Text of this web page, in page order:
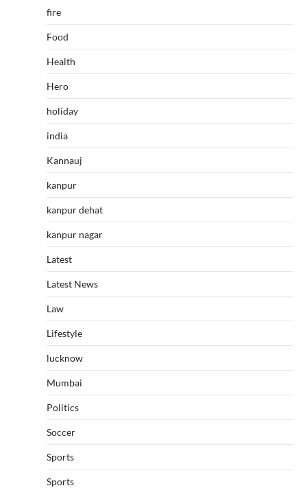
fire
Food
Health
Hero
holiday
india
Kannauj
kanpur
kanpur dehat
kanpur nagar
Latest
Latest News
Law
Lifestyle
lucknow
Mumbai
Politics
Soccer
Sports
Sports